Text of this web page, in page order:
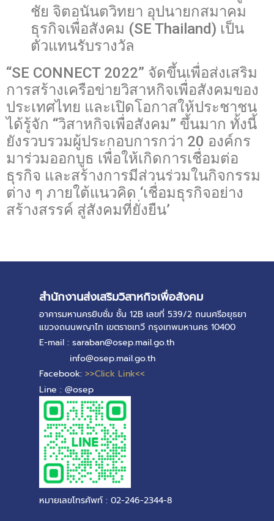
ชัย จิตอนันตวิทยา อุปนายกสมาคม
ธุรกิจเพื่อสังคม (SE Thailand) เป็น
ตัวแทนรับรางวัล
“SE CONNECT 2022” จัดขึ้นเพื่อส่งเสริม
การสร้างเครือข่ายวิสาหกิจเพื่อสังคมของ
ประเทศไทย และเปิดโอกาสให้ประชาชน
ได้รู้จัก “วิสาหกิจเพื่อสังคม” ขึ้นมาก ทั้งนี้
ยังรวบรวมผู้ประกอบการกว่า 20 องค์กร
มาร่วมออกบูธ เพื่อให้เกิดการเชื่อมต่อ
ธุรกิจ และสร้างการมีส่วนร่วมในกิจกรรม
ต่าง ๆ ภายใต้แนวคิด ‘เชื่อมธุรกิจอย่าง
สร้างสรรค์ สู่สังคมที่ยั่งยืน’
สำนักงานส่งเสริมวิสาหกิจเพื่อสังคม
อาคารมหานครยิบซั่ม ชั้น 12B เลขที่ 539/2 ถนนศรีอยุธยา
แขวงถนนพญาไท เขตราชเทวี กรุงเทพมหานคร 10400
E-mail : saraban@osep.mail.go.th
info@osep.mail.go.th
Facebook: >>Click Link<<
Line : @osep
หมายเลขโทรศัพท์ : 02-246-2344-8